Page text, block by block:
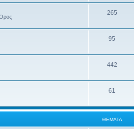
Όρος
265
95
442
61
ΘΈΜΑΤΑ